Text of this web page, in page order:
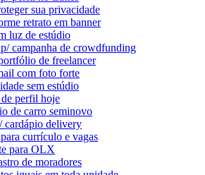
sua privacidade
retrato em banner
luz de estúdio
campanha de crowdfunding
de freelancer
com foto forte
sem estúdio
perfil hoje
de carro seminovo
cardápio delivery
currículo e vagas
para OLX
de moradores